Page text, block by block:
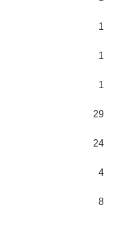
1
1
1
29
24
4
8